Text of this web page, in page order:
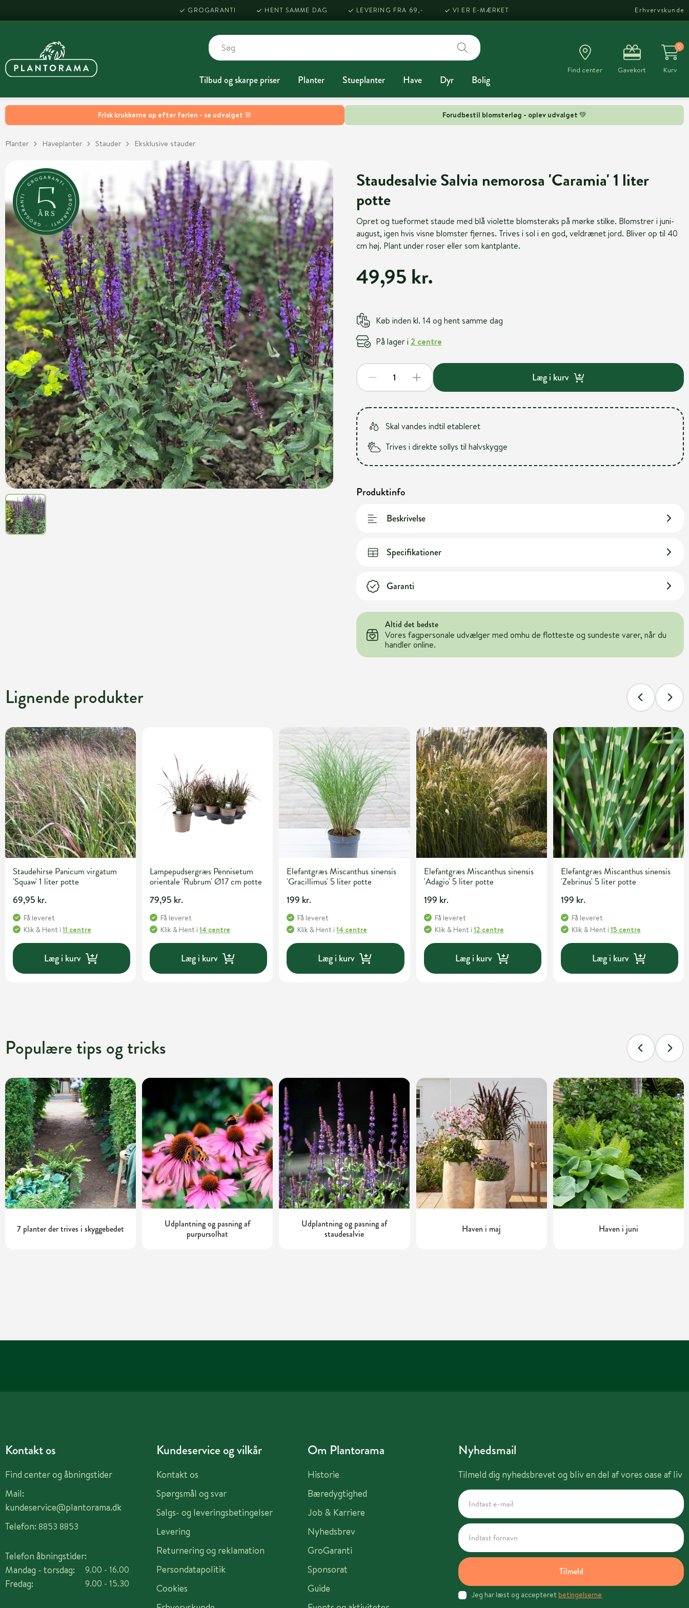
Frisk krukkerne op efter ferien - se udvalget 🌸 Forudbestil blomsterløg - oplev udvalget 💚
GROGARANTI HENT SAMME DAG LEVERING FRA 69,- VI ER E-MÆRKET Erhvervskunde
Tilbud og skarpe priser Planter Stueplanter Have Dyr Bolig
Find center Gavekort
0
Kurv
Planter Haveplanter Stauder Eksklusive stauder
Staudesalvie Salvia nemorosa 'Caramia' 1 liter
potte
Opret og tueformet staude med blå violette blomsteraks på mørke stilke. Blomstrer i juni-
august, igen hvis visne blomster fjernes. Trives i sol i en god, veldrænet jord. Bliver op til 40
cm høj. Plant under roser eller som kantplante.
49,95 kr.
Køb inden kl. 14 og hent samme dag
På lager i 2 centre
Læg i kurv
Skal vandes indtil etableret
Trives i direkte sollys til halvskygge
Produktinfo
Beskrivelse
Specifikationer
Garanti
Altid det bedste
Vores fagpersonale udvælger med omhu de flotteste og sundeste varer, når du
handler online.
Lignende produkter
Staudehirse Panicum virgatum
'Squaw' 1 liter potte
69,95 kr.
Få leveret
Klik & Hent i 11 centre
Læg i kurv
Lampepudsergræs Pennisetum
orientale 'Rubrum' Ø17 cm potte
79,95 kr.
Få leveret
Klik & Hent i14 centre
Læg i kurv
Elefantgræs Miscanthus sinensis
'Gracillimus' 5 liter potte
199 kr.
Få leveret
Klik & Hent i14 centre
Læg i kurv
Elefantgræs Miscanthus sinensis
'Adagio' 5 liter potte
199 kr.
Få leveret
Klik & Hent i 12 centre
Læg i kurv
Elefantgræs Miscanthus sinensis
'Zebrinus' 5 liter potte
199 kr.
Få leveret
Klik & Hent i 15 centre
Læg i kurv
Populære tips og tricks
7 planter der trives i skyggebedet
Udplantning og pasning af
purpursolhat
Udplantning og pasning af
staudesalvie
Haven i maj Haven i juni
Kontakt os
Find center og åbningstider
Mail:
kundeservice@plantorama.dk
Telefon: 8853 8853
Telefon åbningstider:
Mandag - torsdag:
Fredag:
9.00 - 16.00
9.00 - 15.30
Kundeservice og vilkår
Kontakt os
Spørgsmål og svar
Salgs- og leveringsbetingelser
Levering
Returnering og reklamation
Persondatapolitik
Cookies
Om Plantorama
Historie
Bæredygtighed
Job & Karriere
Nyhedsbrev
GroGaranti
Sponsorat
Guide
Nyhedsmail
Tilmeld dig nyhedsbrevet og bliv en del af vores oase af liv
Tilmeld
Jeg har læst og accepteret betingelserne